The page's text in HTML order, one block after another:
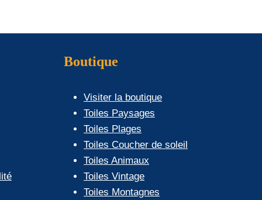
Boutique
Visiter la boutique
Toiles Paysages
Toiles Plages
Toiles Coucher de soleil
Toiles Animaux
Toiles Vintage
Toiles Montagnes